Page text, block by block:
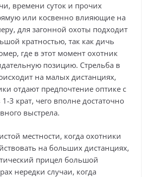
времени суток и прочих
или косвенно влияющие на
для загонной охоты подходит
кратностью, так как дичь
где в этот момент охотник
позицию. Стрельба в
на малых дистанциях,
отдают предпочтение оптике с
3 крат, чего вполне достаточно
выстрела.
местности, когда охотники
на больших дистанциях,
прицел большой
нередки случаи, когда